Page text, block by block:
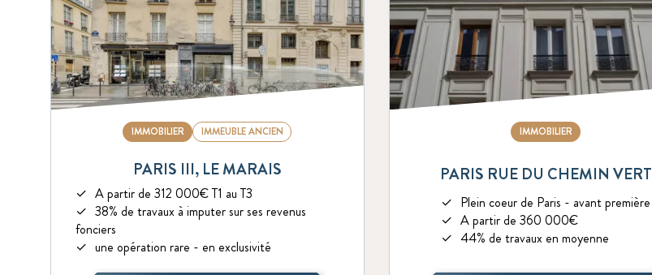
IMMOBILIER IMMEUBLE ANCIEN
PARIS III, LE MARAIS
A partir de 312 000€ T1 au T3
38% de travaux à imputer sur ses revenus
fonciers
une opération rare - en exclusivité
IMMOBILIER
PARIS RUE DU CHEMIN VERT
Plein coeur de Paris - avant première
A partir de 360 000€
44% de travaux en moyenne